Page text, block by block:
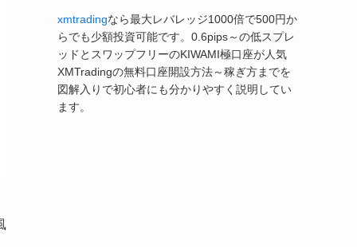
xmtradingなら最大レバレッジ1000倍で500円か
らでも少額投資可能です。0.6pips～の低スプレ
ッドとスワップフリーのKIWAMI極口座が人気
XMTradingの無料口座開設方法～稼ぎ方までを
図解入りで初心者にも分かりやすく説明してい
ます。